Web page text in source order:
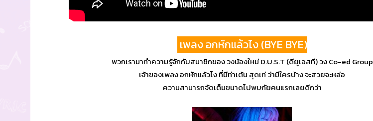
เพลง อกหักแล้วไง (BYE BYE)
พวกเรามาทำความรู้จักกับสมาชิกของ วงน้องใหม่ D.U.S.T (ดียูเอสที) วง Co-ed Group
เจ้าของเพลง อกหักแล้วไง ที่มีท่าเต้น สุดเท่ ว่ามีใครบ้าง จะสวยจะหล่อ
ความสามารถจัดเต็มขนาดไปพบกัยคนแรกเลยดีกว่า